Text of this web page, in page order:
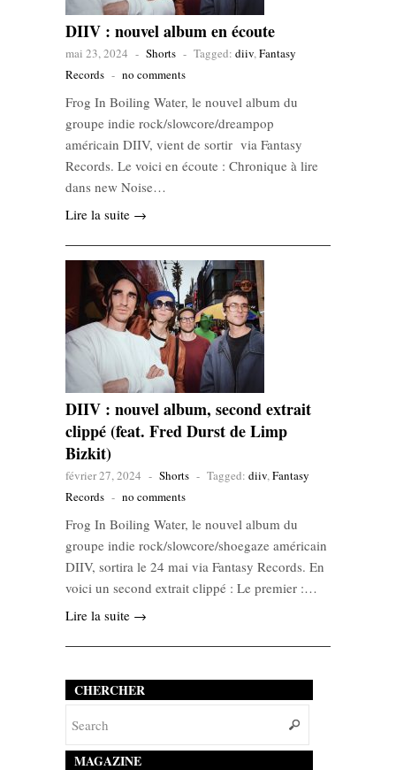
DIIV : nouvel album en écoute
mai 23, 2024 - Shorts - Tagged: diiv,Fantasy
Records - no comments
Frog In Boiling Water, le nouvel album du
groupe indie rock/slowcore/dreampop
américain DIIV, vient de sortir via Fantasy
Records. Le voici en écoute : Chronique à lire
dans new Noise…
Lire la suite →
DIIV : nouvel album, second extrait
clippé (feat. Fred Durst de Limp
Bizkit)
février 27, 2024 - Shorts - Tagged: diiv,Fantasy
Records - no comments
Frog In Boiling Water, le nouvel album du
groupe indie rock/slowcore/shoegaze américain
DIIV, sortira le 24 mai via Fantasy Records. En
voici un second extrait clippé : Le premier :…
Lire la suite →
CHERCHER
MAGAZINE